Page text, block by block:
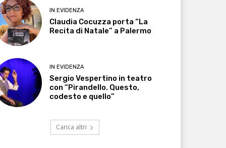
IN EVIDENZA
Claudia Cocuzza porta “La
Recita di Natale” a Palermo
IN EVIDENZA
Sergio Vespertino in teatro
con “Pirandello. Questo,
codesto e quello”
Carica altri